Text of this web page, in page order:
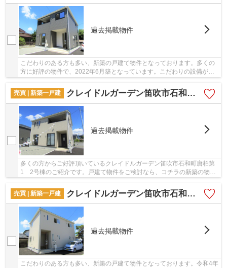
過去掲載物件
こだわりのある方も多い、新築の戸建て物件となっております。多くの
方に好評の物件で、2022年6月築となっています。こだわりの設備が整
った新築物件です。笛吹市に位置する中央線石和...
売買 | 新築一戸建
クレイドルガーデン笛吹市石和町唐柏第1 2号棟
過去掲載物件
多くの方からご好評頂いているクレイドルガーデン笛吹市石和町唐柏第
1 2号棟のご紹介です。戸建て物件をご検討なら、コチラの新築の物件
売買 | 新築一戸建
クレイドルガーデン笛吹市石和町唐柏第1 3号棟
過去掲載物件
こだわりのある方も多い、新築の戸建て物件となっております。令和4年